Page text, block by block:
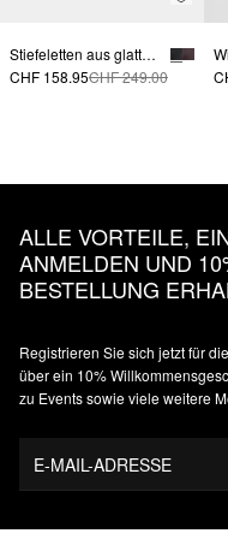
Stiefeletten aus glattem Rindsleder
CHF 158.95CHF 249.00
ALLE VORTEILE,
ANMELDEN UND
BESTELLUNG
Registrieren Sie sich jetzt für
über ein 10%
zu Events sowie viele weitere
E-MAIL-ADRESSE